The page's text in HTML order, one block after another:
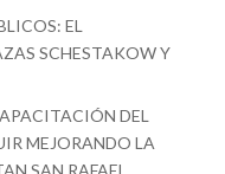
EL
SCHESTAKOW Y
DEL
MEJORANDO LA
SAN RAFAEL